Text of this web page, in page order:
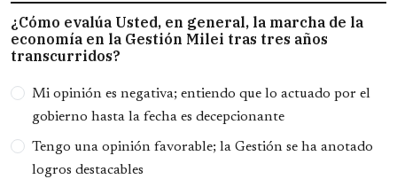
¿Cómo evalúa Usted, en general, la marcha de la
economía en la Gestión Milei tras tres años
transcurridos?
Opciones
Mi opinión es negativa; entiendo que lo actuado por el
gobierno hasta la fecha es decepcionante
Tengo una opinión favorable; la Gestión se ha anotado
logros destacables